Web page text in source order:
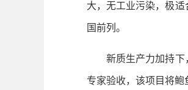
大，无工业污染，极
国前列。
新质生产力加持下，
专家验收，该项目将鲍